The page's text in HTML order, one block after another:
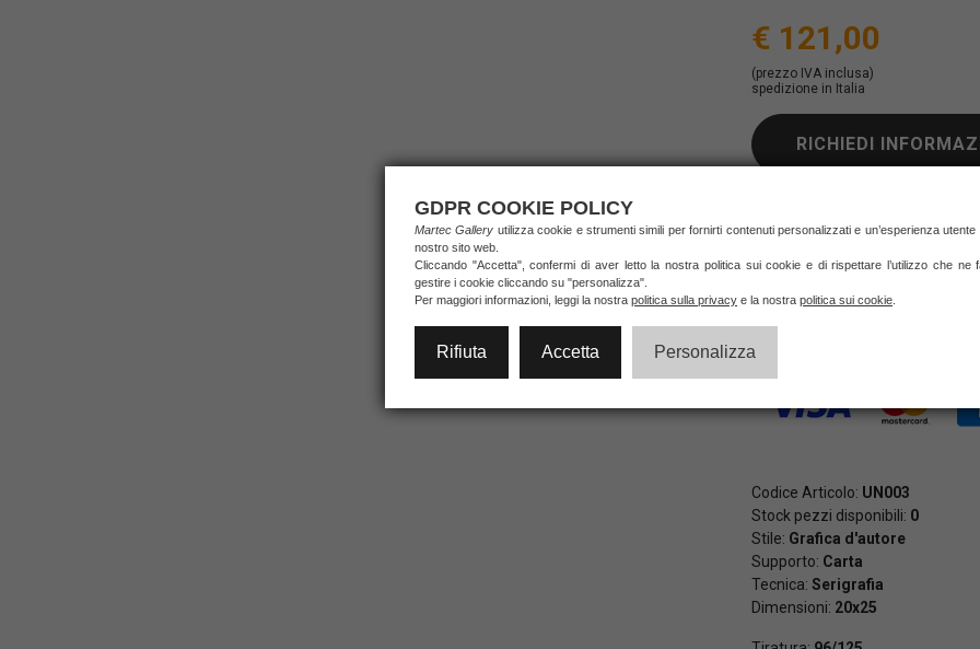
€ 121,00
(prezzo IVA inclusa)
spedizione in Italia
RICHIEDI
di credito e PayPal (anche in 3
Codice Articolo: UN003
Stock pezzi disponibili: 0
Stile: Grafica d'autore
Supporto: Carta
Tecnica: Serigrafia
Dimensioni: 20x25
GDPR COOKIE POLICY
Martec Gallery utilizza cookie e strumenti simili per fornirti contenuti personalizzati e un’esperienza utente
nostro sito web.
Cliccando "Accetta", confermi di aver letto la nostra politica sui cookie e di rispettare l’utilizzo che ne
gestire i cookie cliccando su "personalizza".
Per maggiori informazioni, leggi la nostra politica sulla privacy e la nostra politica sui cookie
Rifiuta Accetta Personalizza